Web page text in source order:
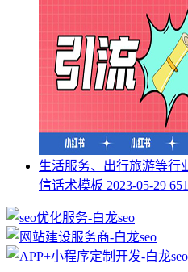
生活服务、出行旅游等行
信话术模板 2023-05-29 651